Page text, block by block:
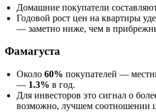
Домашние покупатели
Годовой рост цен на квартиры
— заметно ниже, чем в
Фамагуста
Около 60% покупателей —
— 1.3% в год.
Для инвесторов это сигнал о
возможно, лучшем соотношении